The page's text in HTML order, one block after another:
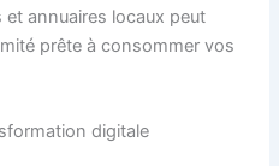
annuaires locaux peut
prête à consommer vos
digitale